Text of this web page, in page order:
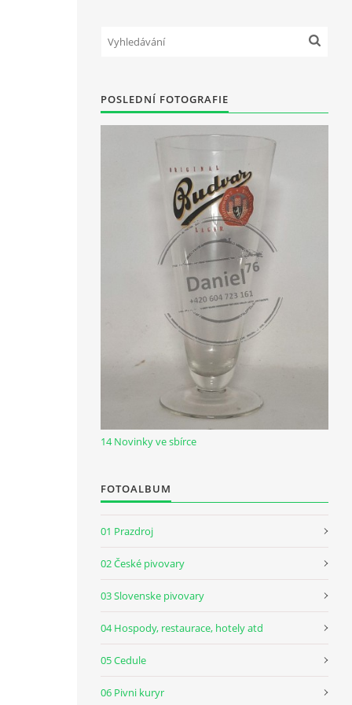
POSLEDNÍ FOTOGRAFIE
14 Novinky ve sbírce
FOTOALBUM
01 Prazdroj
02 České pivovary
03 Slovenske pivovary
04 Hospody, restaurace, hotely atd
05 Cedule
06 Pivni kuryr